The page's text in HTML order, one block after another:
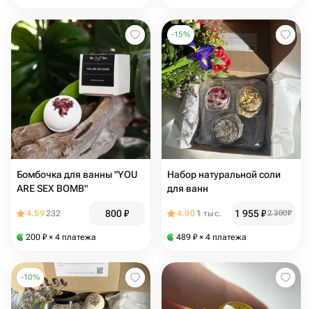
Бомбочка для ванны "YOU
ARE SEX BOMB"
4.59232 800₽
200 ₽ × 4 платежа
-15%
Набор натуральной соли
для ванн
4.90 1 тыс. 1 955₽2 300₽
489 ₽ × 4 платежа
-10%